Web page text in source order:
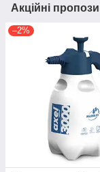
Акційні
–2%